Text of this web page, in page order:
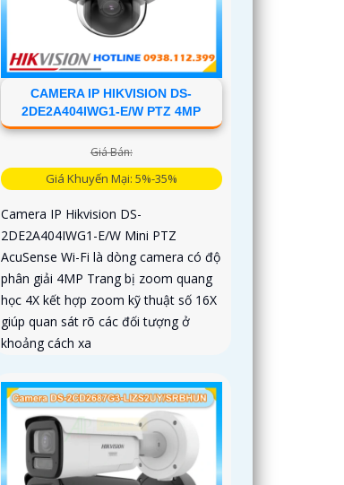
CAMERA IP HIKVISION DS-
2DE2A404IWG1-E/W PTZ 4MP
Giá Bán:
Giá Khuyến Mại: 5%-35%
Camera IP Hikvision DS-
2DE2A404IWG1-E/W Mini PTZ
AcuSense Wi-Fi là dòng camera có độ
phân giải 4MP Trang bị zoom quang
học 4X kết hợp zoom kỹ thuật số 16X
giúp quan sát rõ các đối tượng ở
khoảng cách xa